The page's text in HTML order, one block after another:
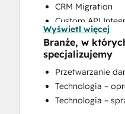
CRM Migration
Custom API
Customer
Email Marketing
HubSpot
Knowledge Base
Paid Advertising
Public Relations
Wyświetl więcej
Branże, w
specjalizujemy
Przetwarzanie
Technologia –
Technologia –